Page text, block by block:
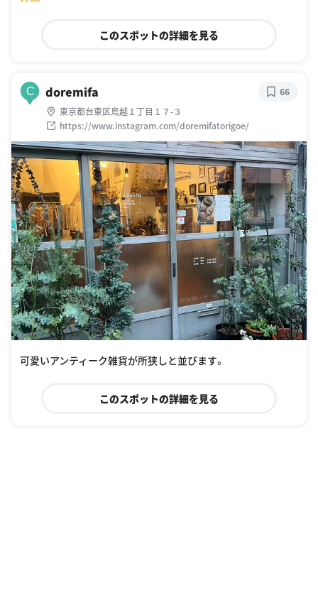
このスポットの詳細を見る
C doremifa
東京都台東区鳥越１丁目１７-３
https://www.instagram.com/doremifatorigoe/
66
可愛いアンティーク雑貨が所狭しと並びます。
このスポットの詳細を見る